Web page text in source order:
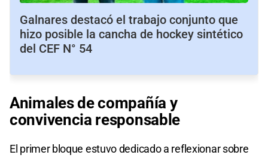
Galnares destacó el trabajo conjunto que
hizo posible la cancha de hockey sintético
del CEF N° 54
Animales de compañía y
convivencia responsable
El primer bloque estuvo dedicado a reflexionar sobre